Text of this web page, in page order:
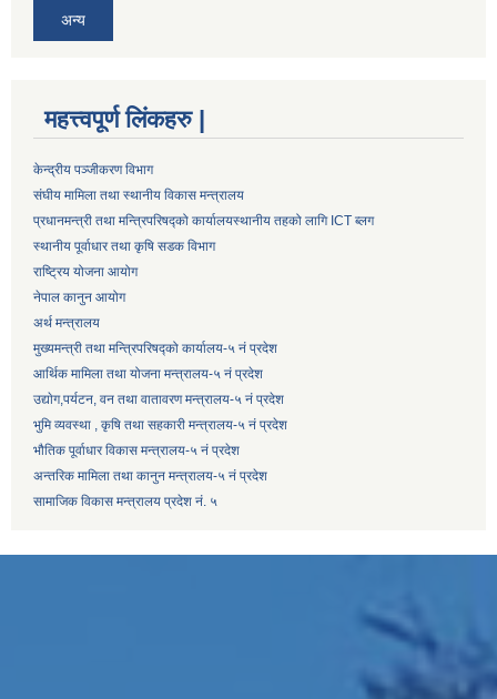
अन्य
महत्त्वपूर्ण लिंकहरु |
केन्द्रीय पञ्जीकरण विभाग
संघीय मामिला तथा स्थानीय विकास मन्त्रालय
प्रधानमन्त्री तथा मन्त्रिपरिषद्को कार्यालयस्थानीय तहको लागि ICT ब्लग
स्थानीय पूर्वाधार तथा कृषि सडक विभाग
राष्ट्रिय योजना आयोग
नेपाल कानुन आयोग
अर्थ मन्त्रालय
मुख्यमन्त्री तथा मन्त्रिपरिषद्को कार्यालय-५ नं प्रदेश
आर्थिक मामिला तथा योजना मन्त्रालय-५ नं प्रदेश
उद्याेग,पर्यटन, वन तथा वातावरण मन्त्रालय-५ नं प्रदेश
भुमि व्यवस्था , कृषि तथा सहकारी मन्त्रालय-५ नं प्रदेश
भौतिक पूर्वाधार विकास मन्त्रालय-५ नं प्रदेश
अन्तरिक मामिला तथा कानुन मन्त्रालय-५ नं प्रदेश
सामाजिक विकास मन्त्रालय प्रदेश नं. ५